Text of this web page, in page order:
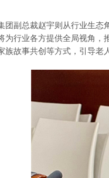
团副总裁赵宇则从行业生
为行业各方提供全局视角
族故事共创等方式，引导